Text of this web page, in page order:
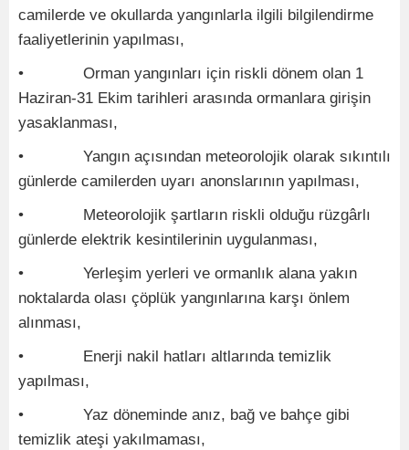
camilerde ve okullarda yangınlarla ilgili bilgilendirme
faaliyetlerinin yapılması,
• Orman yangınları için riskli dönem olan 1
Haziran-31 Ekim tarihleri arasında ormanlara girişin
yasaklanması,
• Yangın açısından meteorolojik olarak sıkıntılı
günlerde camilerden uyarı anonslarının yapılması,
• Meteorolojik şartların riskli olduğu rüzgârlı
günlerde elektrik kesintilerinin uygulanması,
• Yerleşim yerleri ve ormanlık alana yakın
noktalarda olası çöplük yangınlarına karşı önlem
alınması,
• Enerji nakil hatları altlarında temizlik
yapılması,
• Yaz döneminde anız, bağ ve bahçe gibi
temizlik ateşi yakılmaması,